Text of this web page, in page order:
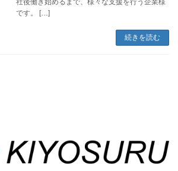
です。 […]
続きを読む